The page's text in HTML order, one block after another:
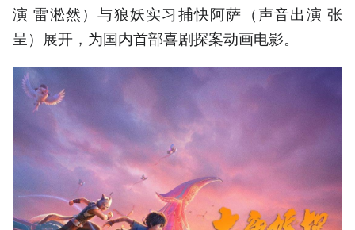
演 雷淞然）与狼妖实习捕快阿萨（声音出演 张
呈）展开，为国内首部喜剧探案动画电影。